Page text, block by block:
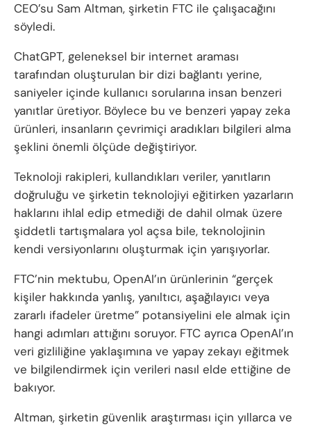
CEO’su Sam Altman, şirketin FTC ile çalışacağını
söyledi.
ChatGPT, geleneksel bir internet araması
tarafından oluşturulan bir dizi bağlantı yerine,
saniyeler içinde kullanıcı sorularına insan benzeri
yanıtlar üretiyor. Böylece bu ve benzeri yapay zeka
ürünleri, insanların çevrimiçi aradıkları bilgileri alma
şeklini önemli ölçüde değiştiriyor.
Teknoloji rakipleri, kullandıkları veriler, yanıtların
doğruluğu ve şirketin teknolojiyi eğitirken yazarların
haklarını ihlal edip etmediği de dahil olmak üzere
şiddetli tartışmalara yol açsa bile, teknolojinin
kendi versiyonlarını oluşturmak için yarışıyorlar.
FTC’nin mektubu, OpenAI’ın ürünlerinin “gerçek
kişiler hakkında yanlış, yanıltıcı, aşağılayıcı veya
zararlı ifadeler üretme” potansiyelini ele almak için
hangi adımları attığını soruyor. FTC ayrıca OpenAI’ın
veri gizliliğine yaklaşımına ve yapay zekayı eğitmek
ve bilgilendirmek için verileri nasıl elde ettiğine de
bakıyor.
Altman, şirketin güvenlik araştırması için yıllarca ve